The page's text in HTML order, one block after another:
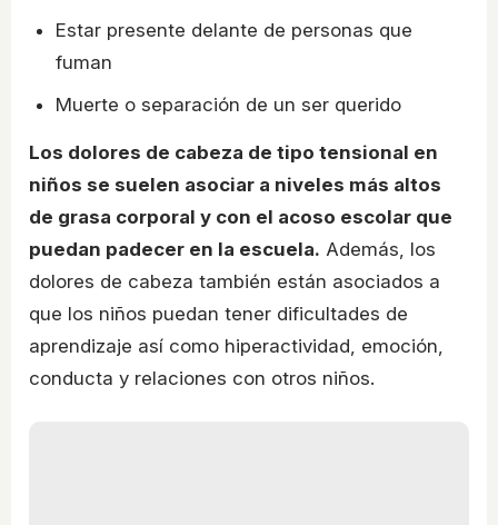
Estar presente delante de personas que
fuman
Muerte o separación de un ser querido
Los dolores de cabeza de tipo tensional en
niños se suelen asociar a niveles más altos
de grasa corporal y con el acoso escolar que
puedan padecer en la escuela. Además, los
dolores de cabeza también están asociados a
que los niños puedan tener dificultades de
aprendizaje así como hiperactividad, emoción,
conducta y relaciones con otros niños.